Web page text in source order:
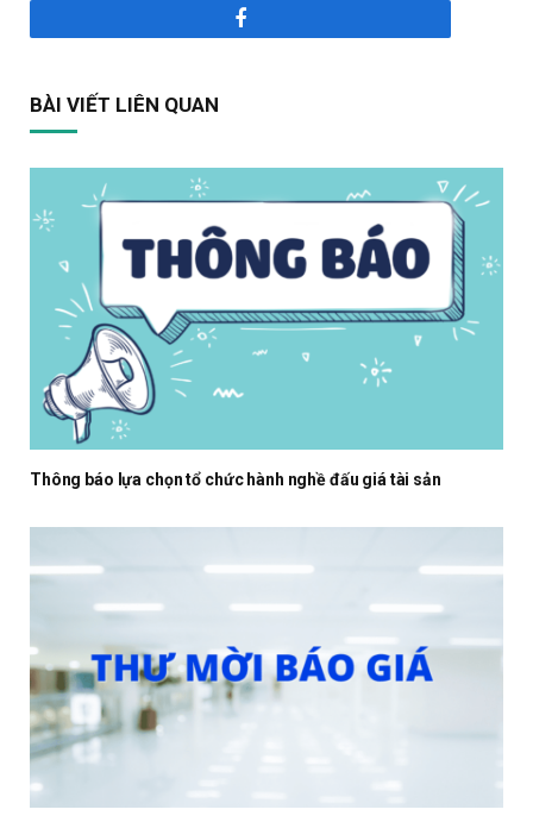
Facebook
BÀI VIẾT LIÊN QUAN
Thông báo lựa chọn tổ chức hành nghề đấu giá tài sản